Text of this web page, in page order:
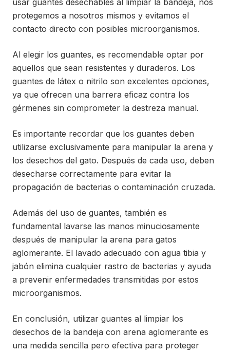
usar guantes desechables al limpiar la bandeja, nos
protegemos a nosotros mismos y evitamos el
contacto directo con posibles microorganismos.
Al elegir los guantes, es recomendable optar por
aquellos que sean resistentes y duraderos. Los
guantes de látex o nitrilo son excelentes opciones,
ya que ofrecen una barrera eficaz contra los
gérmenes sin comprometer la destreza manual.
Es importante recordar que los guantes deben
utilizarse exclusivamente para manipular la arena y
los desechos del gato. Después de cada uso, deben
desecharse correctamente para evitar la
propagación de bacterias o contaminación cruzada.
Además del uso de guantes, también es
fundamental lavarse las manos minuciosamente
después de manipular la arena para gatos
aglomerante. El lavado adecuado con agua tibia y
jabón elimina cualquier rastro de bacterias y ayuda
a prevenir enfermedades transmitidas por estos
microorganismos.
En conclusión, utilizar guantes al limpiar los
desechos de la bandeja con arena aglomerante es
una medida sencilla pero efectiva para proteger